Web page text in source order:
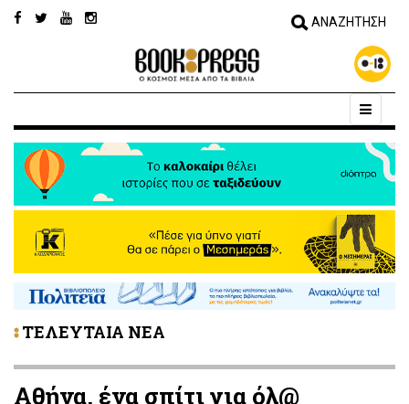
ΤΕΛΕΥΤΑΙΑ ΝΕΑ
Αθήνα, ένα σπίτι για όλ@